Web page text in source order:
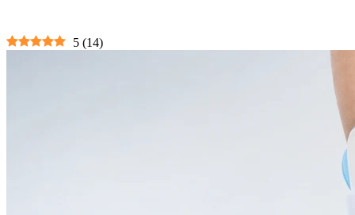
5 (14)